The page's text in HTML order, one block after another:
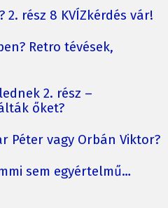
2. rész 8 KVÍZkérdés vár!
Retro tévések,
2. rész –
őket?
Péter vagy Orbán Viktor?
sem egyértelmű…